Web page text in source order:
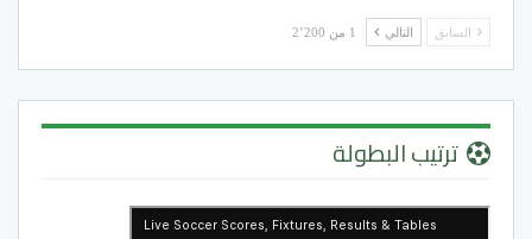
السابق التالي 1 من 2٬200
ترتيب البطولة